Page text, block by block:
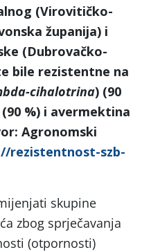
(Virovitičko-
županija) i
(Dubrovačko-
bile rezistentne na
cihalotrina) (90
(90 %) i avermektina
Agronomski
rezistentnost-szb-
skupine
zbog sprječavanja
(otpornosti)